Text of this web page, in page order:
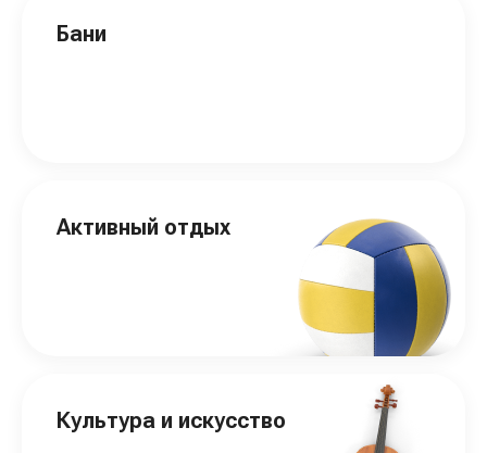
Бани
Активный отдых
Культура и искусство